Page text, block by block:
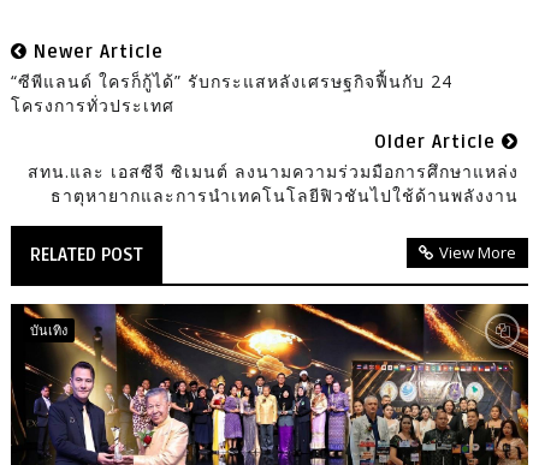
Newer Article
“ซีพีแลนด์ ใครก็กู้ได้” รับกระแสหลังเศรษฐกิจฟื้นกับ 24
โครงการทั่วประเทศ
Older Article
สทน.และ เอสซีจี ซิเมนต์ ลงนามความร่วมมือการศึกษาแหล่ง
ธาตุหายากและการนำเทคโนโลยีฟิวชันไปใช้ด้านพลังงาน
RELATED POST View More
บันเทิง